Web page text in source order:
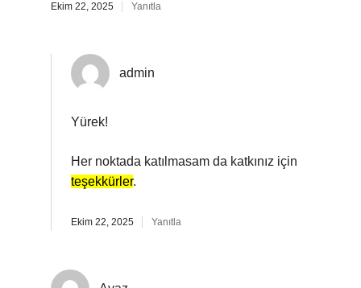
Ekim 22, 2025 Yanıtla
admin
Yürek!
Her noktada katılmasam da katkınız için
teşekkürler.
Ekim 22, 2025 Yanıtla